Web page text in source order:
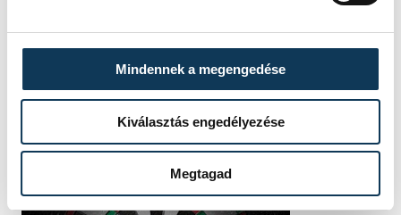
Mindennek a megengedése
Kiválasztás engedélyezése
Megtagad